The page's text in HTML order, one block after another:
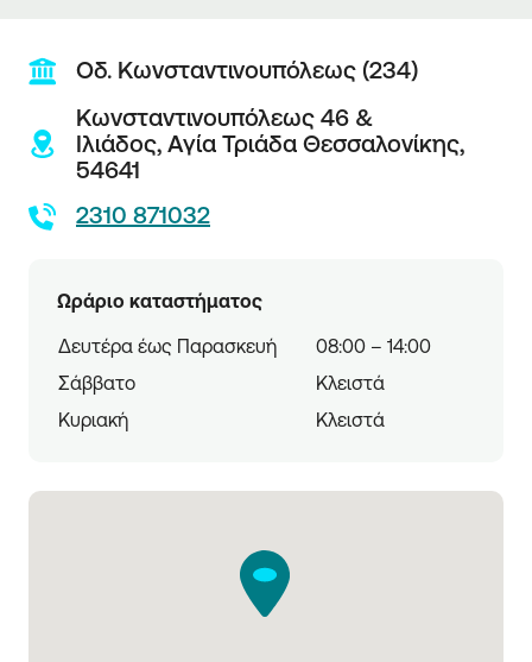
Οδ. Κωνσταντινουπόλεως (234)
Κωνσταντινουπόλεως 46 &
Ιλιάδος, Αγία Τριάδα Θεσσαλονίκης,
54641
2310 871032
Ωράριο καταστήματος
Δευτέρα έως Παρασκευή
08:00 – 14:00
Σάββατο
Κλειστά
Κυριακή
Κλειστά